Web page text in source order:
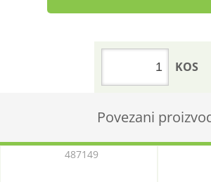
KOS
Povezani
487149